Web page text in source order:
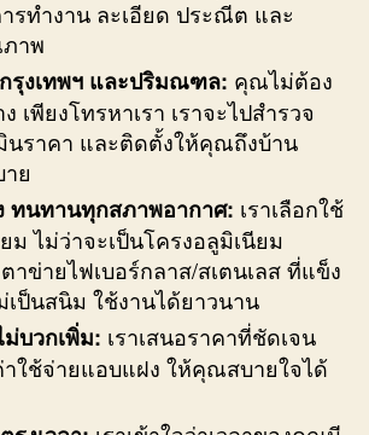
รทำงาน ละเอียด ประณีต และ
าพ
รุงเทพฯ และปริมณฑล: คุณไม่ต้อง
เพียงโทรหาเรา เราจะไปสำรวจ
นราคา และติดตั้งให้คุณถึงบ้าน
ย
นทานทุกสภาพอากาศ: เราเลือกใช้
ม ไม่ว่าจะเป็นโครงอลูมิเนียม
ข่ายไฟเบอร์กลาส/สเตนเลส ที่แข็ง
ป็นสนิม ใช้งานได้ยาวนาน
ม่บวกเพิ่ม: เราเสนอราคาที่ชัดเจน
ใช้จ่ายแอบแฝง ให้คุณสบายใจได้